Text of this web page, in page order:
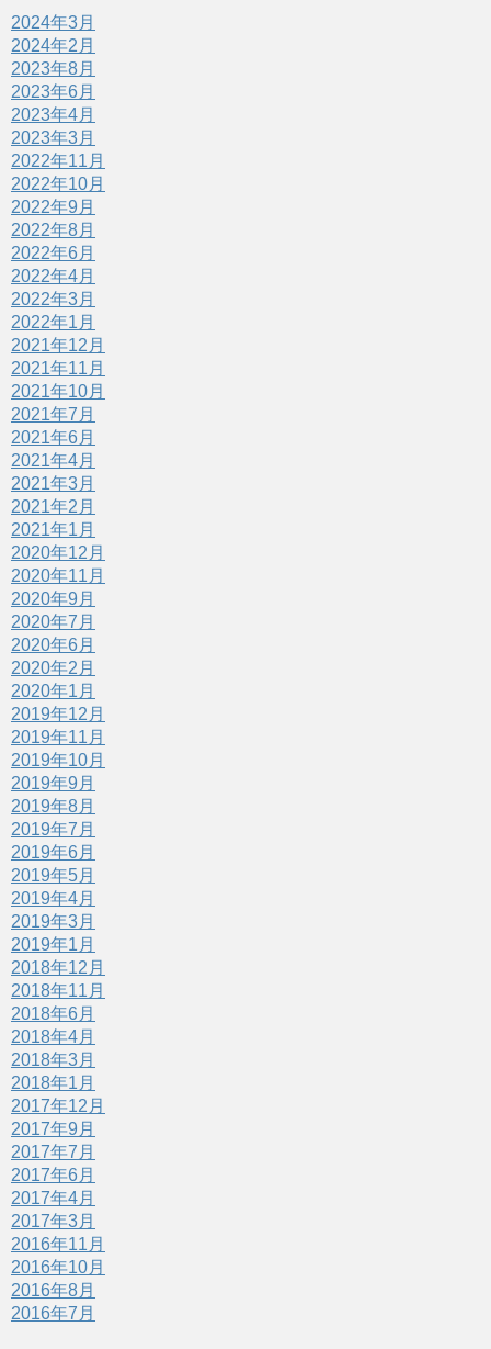
2024年3月
2024年2月
2023年8月
2023年6月
2023年4月
2023年3月
2022年11月
2022年10月
2022年9月
2022年8月
2022年6月
2022年4月
2022年3月
2022年1月
2021年12月
2021年11月
2021年10月
2021年7月
2021年6月
2021年4月
2021年3月
2021年2月
2021年1月
2020年12月
2020年11月
2020年9月
2020年7月
2020年6月
2020年2月
2020年1月
2019年12月
2019年11月
2019年10月
2019年9月
2019年8月
2019年7月
2019年6月
2019年5月
2019年4月
2019年3月
2019年1月
2018年12月
2018年11月
2018年6月
2018年4月
2018年3月
2018年1月
2017年12月
2017年9月
2017年7月
2017年6月
2017年4月
2017年3月
2016年11月
2016年10月
2016年8月
2016年7月